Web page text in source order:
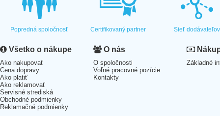
Popredná spoločnosť Certifikovaný partner Sieť dodávateľov
Všetko o nákupe
Ako nakupovať
Cena dopravy
Ako platiť
Ako reklamovať
Servisné strediská
Obchodné podmienky
Reklamačné podmienky
O nás
O spoločnosti
Voľné pracovné pozície
Kontakty
Základné